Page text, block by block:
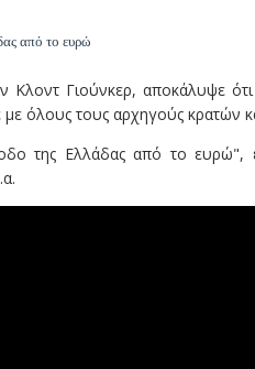
από το ευρώ
Γιούνκερ, αποκάλυψε
όλους τους αρχηγούς κρατών
της Ελλάδας από το ευρώ",